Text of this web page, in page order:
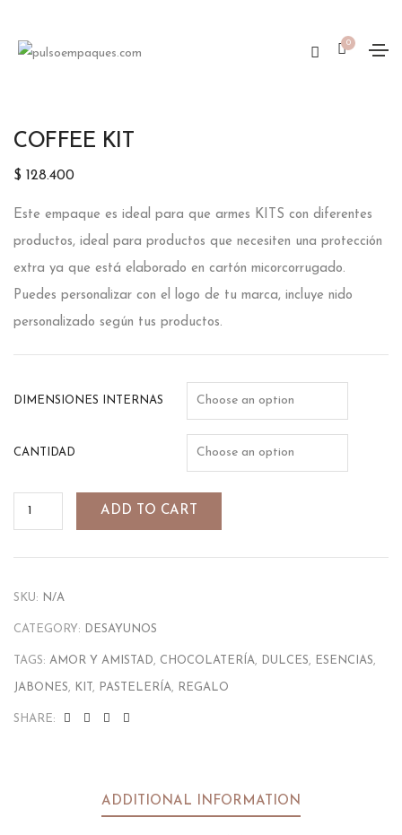
0
COFFEE KIT
$ 128.400
Este empaque es ideal para que armes KITS con diferentes
productos, ideal para productos que necesiten una protección
extra ya que está elaborado en cartón micorcorrugado.
Puedes personalizar con el logo de tu marca, incluye nido
personalizado según tus productos.
DIMENSIONES INTERNAS
CANTIDAD
ADD TO CART
SKU: N/A
CATEGORY: DESAYUNOS
TAGS: AMOR Y AMISTAD, CHOCOLATERÍA, DULCES, ESENCIAS,
JABONES, KIT , PASTELERÍA, REGALO
SHARE:
ADDITIONAL INFORMATION